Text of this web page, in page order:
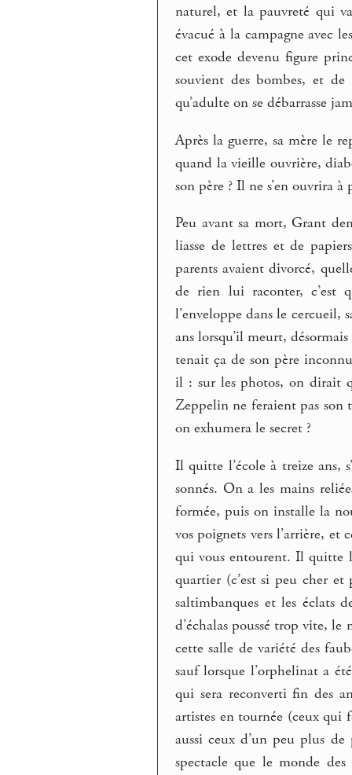
naturel, et la pauvreté qui
évacué à la campagne avec
cet exode devenu figure
souvient des bombes, et de
qu’adulte on se débarrasse
Après la guerre, sa mère le
quand la vieille ouvrière,
son père ? Il ne s’en ouvrira
Peu avant sa mort, Grant
liasse de lettres et de
parents avaient divorcé,
de rien lui raconter, c’est
l’enveloppe dans le cercueil,
ans lorsqu’il meurt,
tenait ça de son père
il : sur les photos, on dirait
Zeppelin ne feraient pas son
on exhumera le secret ?
Il quitte l’école à treize ans,
sonnés. On a les mains
formée, puis on installe la
vos poignets vers l’arrière, et
qui vous entourent. Il quitte
quartier (c’est si peu cher
saltimbanques et les éclats
d’échalas poussé trop vite,
cette salle de variété des
sauf lorsque l’orphelinat a
qui sera reconverti fin des
artistes en tournée (ceux qui
aussi ceux d’un peu plus
spectacle que le monde